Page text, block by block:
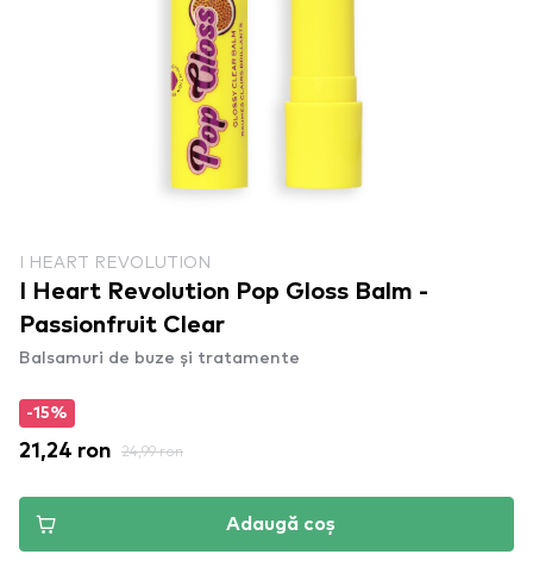
I HEART REVOLUTION
I Heart Revolution Pop Gloss Balm -
Passionfruit Clear
Balsamuri de buze și tratamente
-15%
21,24 ron 24,99 ron
Adaugă coș